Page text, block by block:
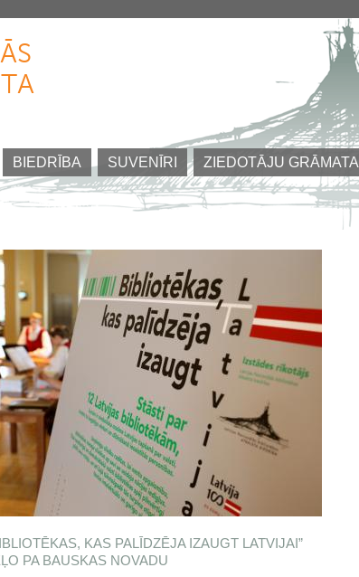
BIEDRĪBA SUVENĪRI ZIEDOTĀJU GRĀMATA
KAS PALĪDZĒJA IZAUGT LATVIJAI”
PA BAUSKAS NOVADU